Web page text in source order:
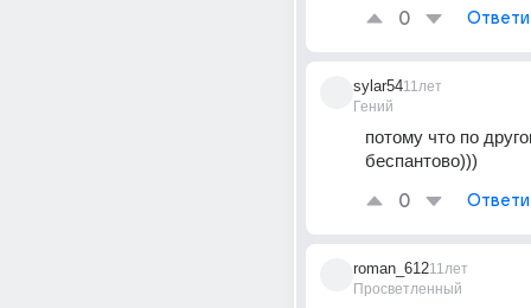
0
sylar54
Гений
11лет
потому что по
беспантово)))
0
roman_612
Просветленный
11лет